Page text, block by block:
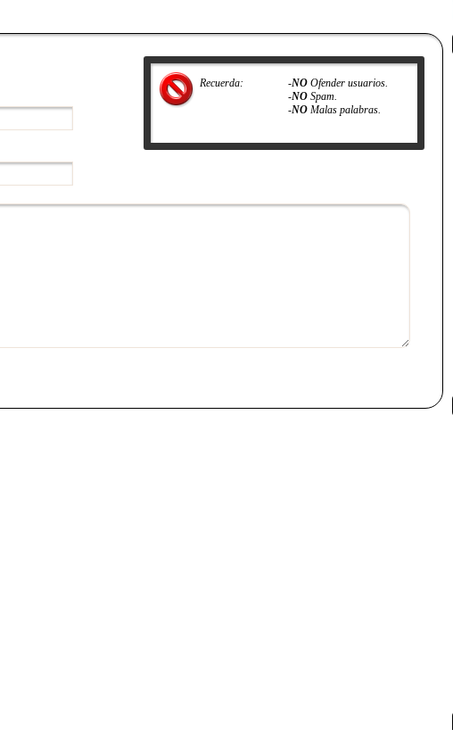
Recuerda: -NOOfender usuarios.
-NOSpam.
-NOMalas palabras.